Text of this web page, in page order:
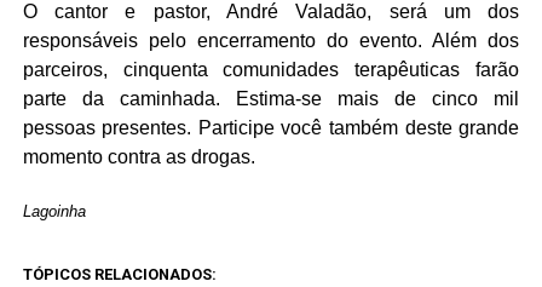
O cantor e pastor, André Valadão, será um dos
responsáveis pelo encerramento do evento. Além dos
parceiros, cinquenta comunidades terapêuticas farão
parte da caminhada. Estima-se mais de cinco mil
pessoas presentes. Participe você também deste grande
momento contra as drogas.
Lagoinha
TÓPICOS RELACIONADOS: